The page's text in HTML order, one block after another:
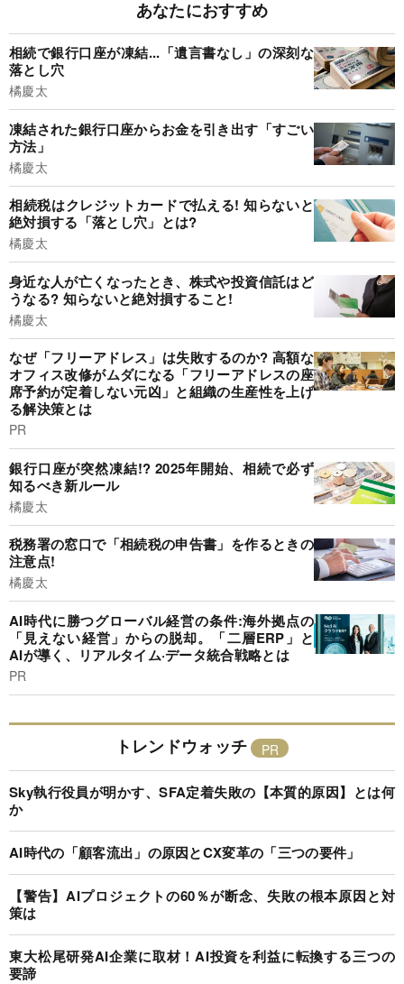
あなたにおすすめ
相続で銀行口座が凍結...「遺言書なし」の深刻な
落とし穴
橘慶太
凍結された銀行口座からお金を引き出す「すごい
方法」
橘慶太
相続税はクレジットカードで払える! 知らないと
絶対損する「落とし穴」とは?
橘慶太
身近な人が亡くなったとき、株式や投資信託はど
うなる? 知らないと絶対損すること!
橘慶太
なぜ「フリーアドレス」は失敗するのか? 高額な
オフィス改修がムダになる「フリーアドレスの座
席予約が定着しない元凶」と組織の生産性を上げ
る解決策とは
PR
銀行口座が突然凍結!? 2025年開始、相続で必ず
知るべき新ルール
橘慶太
税務署の窓口で「相続税の申告書」を作るときの
注意点!
橘慶太
AI時代に勝つグローバル経営の条件:海外拠点の
「見えない経営」からの脱却。「二層ERP」と
AIが導く、リアルタイム·データ統合戦略とは
PR
トレンドウォッチ
Sky執行役員が明かす、SFA定着失敗の【本質的原因】とは何
か
AI時代の「顧客流出」の原因とCX変革の「三つの要件」
【警告】AIプロジェクトの60％が断念、失敗の根本原因と対
策は
東大松尾研発AI企業に取材！AI投資を利益に転換する三つの
要諦